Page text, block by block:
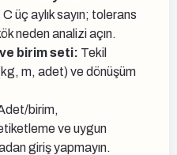
üç aylık sayın; tolerans
neden analizi açın.
birim seti: Tekil
m, adet) ve dönüşüm
birim,
ve uygun
giriş yapmayın.